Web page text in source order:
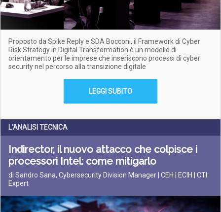
Proposto da Spike Reply e SDA Bocconi, il Framework di Cyber
Risk Strategy in Digital Transformation è un modello di
orientamento per le imprese che inseriscono processi di cyber
security nel percorso alla transizione digitale
LEGGI SUBITO
L'ANALISI TECNICA
Indirector, il nuovo attacco che colpisce i
processori Intel: come mitigarlo
di Sandro Sana, Cybersecurity Division Manager | CEH | ECIH | CTI
Expert